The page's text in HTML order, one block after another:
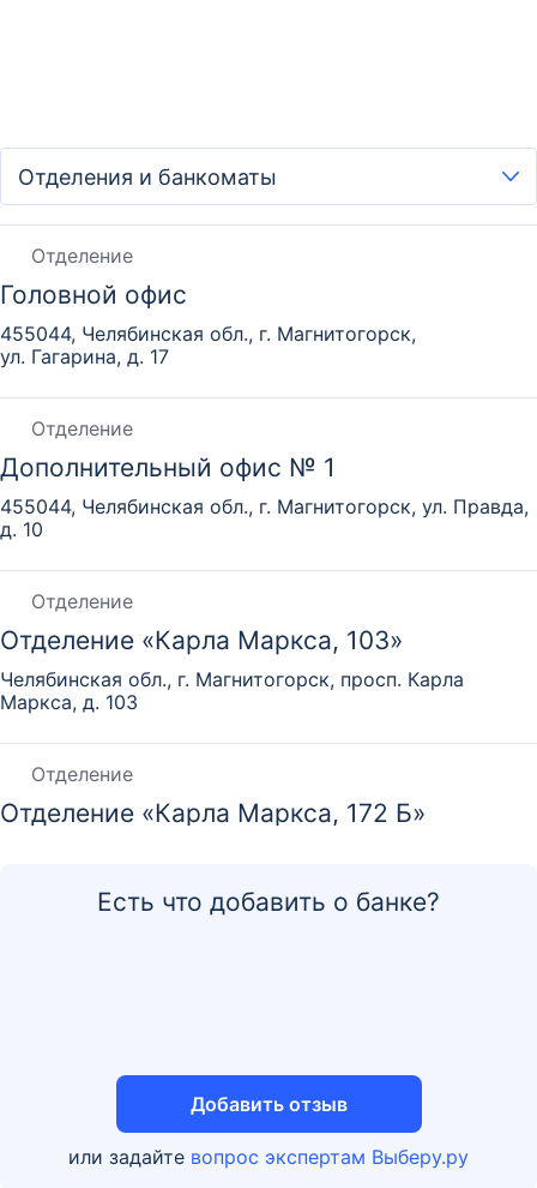
Отделение
Головной офис
455044, Челябинская обл., г. Магнитогорск,
ул. Гагарина, д. 17
Отделение
Дополнительный офис № 1
455044, Челябинская обл., г. Магнитогорск, ул. Правда,
д. 10
Отделение
Отделение «Карла Маркса, 103»
Челябинская обл., г. Магнитогорск, просп. Карла
Маркса, д. 103
Отделение
Отделение «Карла Маркса, 172 Б»
Отделение «Комсомольская, 37»
Челябинская обл., г. Магнитогорск, ул. Комсомольская,
Есть что добавить о банке?
Добавить отзыв
или задайте вопрос экспертам Выберу.ру